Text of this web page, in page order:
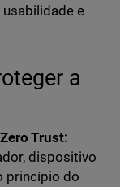
e
a
Trust:
dispositivo
princípio do